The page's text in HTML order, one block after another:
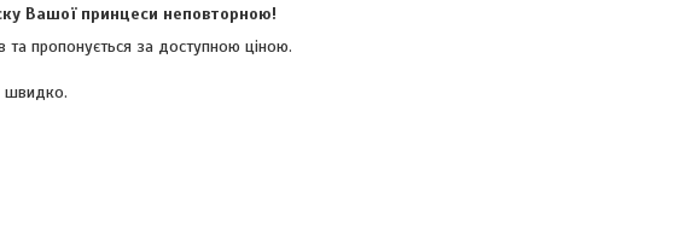
Вашої принцеси неповторною!
та пропонується за доступною ціною.
швидко.